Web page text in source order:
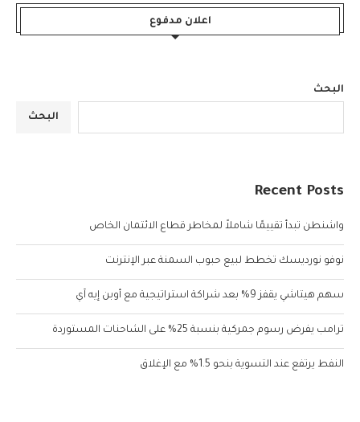
اعلان مدفوع
البحث
البحث
Recent Posts
واشنطن تبدأ تقييمًا شاملاً لمخاطر قطاع الائتمان الخاص
نوفو نورديسك تخطط لبيع حبوب السمنة عبر الإنترنت
سهم هيتاشي يقفز 9% بعد شراكة استراتيجية مع أوبن إيه آي
ترامب يفرض رسوم جمركية بنسبة 25% على الشاحنات المستوردة
النفط يرتفع عند التسوية بنحو 1.5% مع الإغلاق